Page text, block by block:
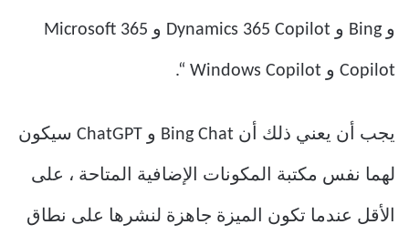
و Bing و Dynamics 365 Copilot و Microsoft 365
Copilot و Windows Copilot “.
يجب أن يعني ذلك أن Bing Chat و ChatGPT سيكون
لهما نفس مكتبة المكونات الإضافية المتاحة ، على
الأقل عندما تكون الميزة جاهزة لنشرها على نطاق